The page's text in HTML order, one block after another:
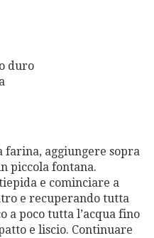
duro
farina, aggiungere sopra
piccola fontana.
e cominciare a
e recuperando tutta
a poco tutta l’acqua fino
e liscio. Continuare